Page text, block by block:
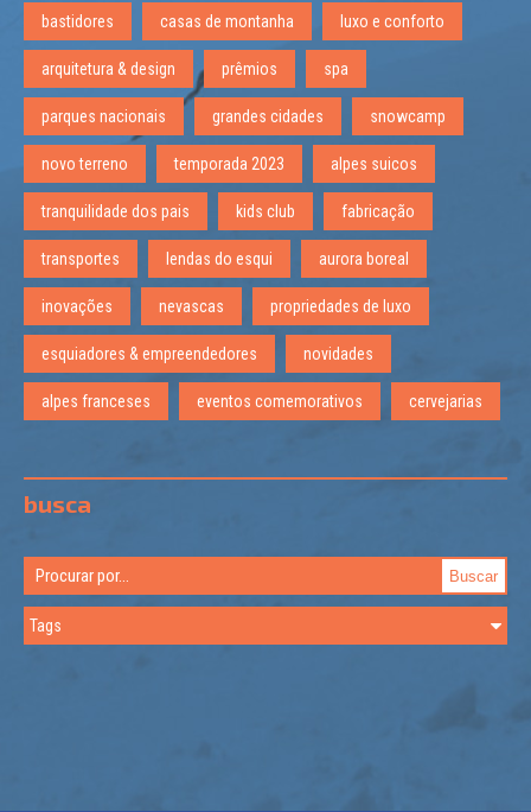
bastidores casas de montanha luxo e conforto
arquitetura & design prêmios spa
parques nacionais grandes cidades snowcamp
novo terreno temporada 2023 alpes suicos
tranquilidade dos pais kids club fabricação
transportes lendas do esqui aurora boreal
inovações nevascas propriedades de luxo
esquiadores & empreendedores novidades
alpes franceses eventos comemorativos cervejarias
busca